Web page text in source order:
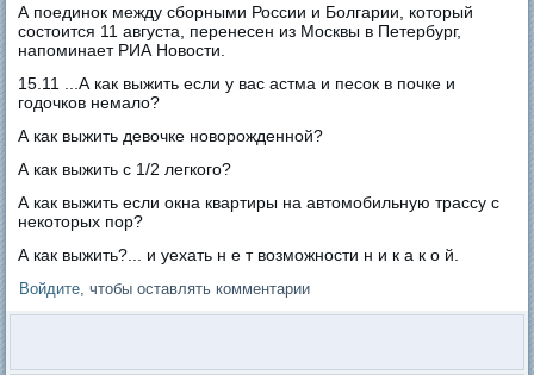
А поединок между сборными России и Болгарии, который
состоится 11 августа, перенесен из Москвы в Петербург,
напоминает РИА Новости.
15.11 ...А как выжить если у вас астма и песок в почке и
годочков немало?
А как выжить девочке новорожденной?
А как выжить с 1/2 легкого?
А как выжить если окна квартиры на автомобильную трассу с
некоторых пор?
А как выжить?... и уехать н е т возможности н и к а к о й.
Войдите , чтобы оставлять комментарии